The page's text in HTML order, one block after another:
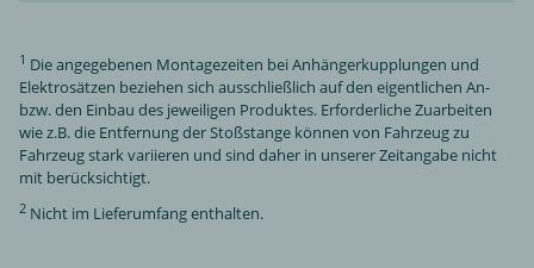
1 Die angegebenen Montagezeiten bei Anhängerkupplungen und
Elektrosätzen beziehen sich ausschließlich auf den eigentlichen An-
bzw. den Einbau des jeweiligen Produktes. Erforderliche Zuarbeiten
wie z.B. die Entfernung der Stoßstange können von Fahrzeug zu
Fahrzeug stark variieren und sind daher in unserer Zeitangabe nicht
mit berücksichtigt.
2 Nicht im Lieferumfang enthalten.